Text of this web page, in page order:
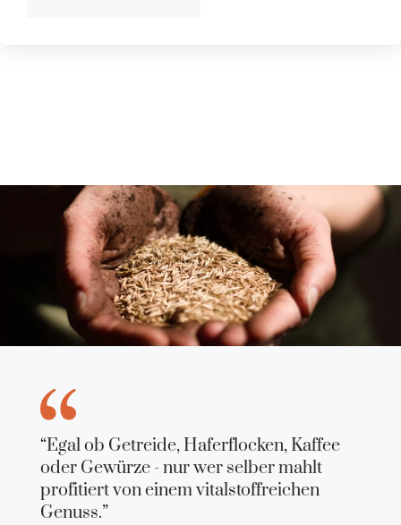
“Egal ob Getreide, Haferflocken, Kaffee
oder Gewürze - nur wer selber mahlt
profitiert von einem vitalstoffreichen
Genuss.”